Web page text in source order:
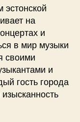
эстонской
на
и
в мир музыки
своими
и
гость города